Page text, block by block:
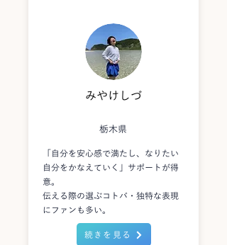
みやけしづ
栃木県
「自分を安心感で満たし、なりたい
自分をかなえていく」サポートが得
意。
伝える際の選ぶコトバ・独特な表現
にファンも多い。
続きを見る